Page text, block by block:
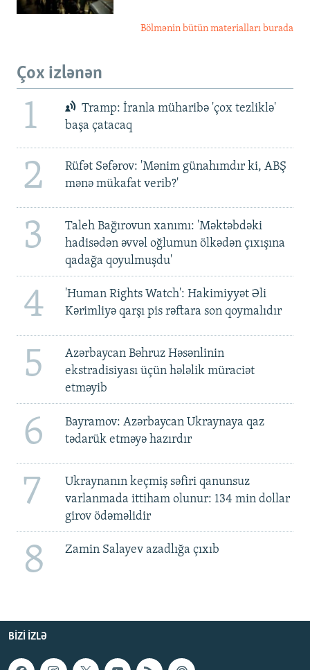
Bölmənin bütün materialları burada
Çox izlənən
1
Tramp: İranla müharibə 'çox tezliklə'
başa çatacaq
2
Rüfət Səfərov: 'Mənim günahımdır ki, ABŞ
mənə mükafat verib?'
3
Taleh Bağırovun xanımı: 'Məktəbdəki
hadisədən əvvəl oğlumun ölkədən çıxışına
qadağa qoyulmuşdu'
4
'Human Rights Watch': Hakimiyyət Əli
Kərimliyə qarşı pis rəftara son qoymalıdır
5
Azərbaycan Bəhruz Həsənlinin
ekstradisiyası üçün hələlik müraciət
etməyib
6
Bayramov: Azərbaycan Ukraynaya qaz
tədarük etməyə hazırdır
7
Ukraynanın keçmiş səfiri qanunsuz
varlanmada ittiham olunur: 134 min dollar
girov ödəməlidir
8 Zamin Salayev azadlığa çıxıb
BIZI IZLƏ